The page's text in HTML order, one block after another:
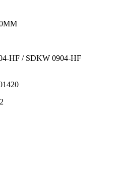
HF / SDKW 0904-HF